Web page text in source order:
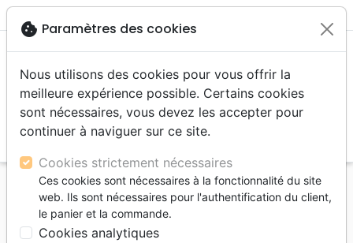
menu
Accueil Livres Couple, famille, individu
Pardon
PARDON (LE) - POURQUOI PARDONNER ET
COMMENT Y PARVENIR
cookie Paramètres des cookies
Nous utilisons des cookies pour vous offrir la
meilleure expérience possible. Certains cookies
sont nécessaires, vous devez les accepter pour
continuer à naviguer sur ce site.
Cookies strictement nécessaires
Ces cookies sont nécessaires à la fonctionnalité du site
web. Ils sont nécessaires pour l'authentification du client,
le panier et la commande.
Cookies analytiques